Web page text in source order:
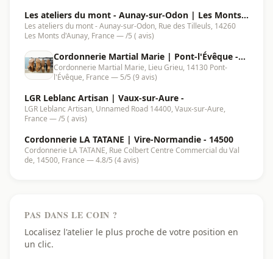
Les ateliers du mont - Aunay-sur-Odon | Les Monts
d'Aunay - 14260
Les ateliers du mont - Aunay-sur-Odon, Rue des Tilleuls, 14260
Les Monts d'Aunay, France — /5 ( avis)
Cordonnerie Martial Marie | Pont-l'Évêque -
14130
Cordonnerie Martial Marie, Lieu Grieu, 14130 Pont-
l'Évêque, France — 5/5 (9 avis)
LGR Leblanc Artisan | Vaux-sur-Aure -
LGR Leblanc Artisan, Unnamed Road 14400, Vaux-sur-Aure,
France — /5 ( avis)
Cordonnerie LA TATANE | Vire-Normandie - 14500
Cordonnerie LA TATANE, Rue Colbert Centre Commercial du Val
de, 14500, France — 4.8/5 (4 avis)
PAS DANS LE COIN ?
Localisez l'atelier le plus proche de votre position en
un clic.